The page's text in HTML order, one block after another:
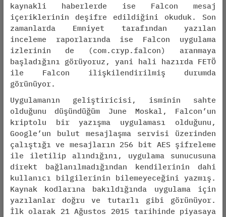
kaynakli haberlerde ise Falcon mesaj
içeriklerinin deşifre edildiğini okuduk. Son
zamanlarda Emniyet tarafından yazılan
inceleme raporlarında ise Falcon uygulama
izlerinin de (com.cryp.falcon) aranmaya
başladığını görüyoruz, yani hali hazırda FETÖ
ile Falcon ilişkilendirilmiş durumda
görünüyor.
Uygulamanın geliştiricisi, isminin sahte
olduğunu düşündüğüm June Moskal, Falcon’un
kriptolu bir yazışma uygulaması olduğunu,
Google’un bulut mesajlaşma servisi üzerinden
çalıştığı ve mesajların 256 bit AES şifreleme
ile iletilip alındığını, uygulama sunucusuna
direkt bağlanılmadığından kendilerinin dahi
kullanıcı bilgilerinin bilemeyeceğini yazmış.
Kaynak kodlarına bakıldığında uygulama için
yazılanlar doğru ve tutarlı gibi görünüyor.
İlk olarak 21 Ağustos 2015 tarihinde piyasaya